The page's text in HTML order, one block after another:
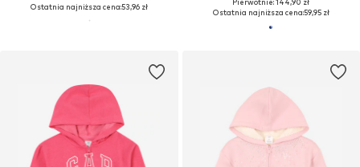
Ostatnia najniższa cena:53,96 zł
Pierwotnie: 144,90 zł
Ostatnia najniższa cena:59,95 zł